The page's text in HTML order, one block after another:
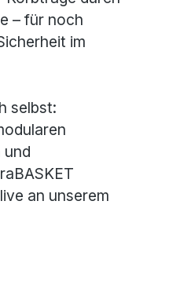
– für noch
im
selbst:
und
an unserem